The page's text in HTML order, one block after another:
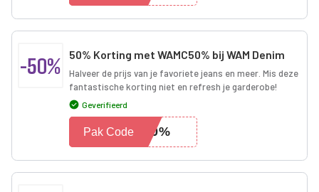
-50% 50% Korting met WAMC50% bij WAM Denim
Halveer de prijs van je favoriete jeans en meer. Mis deze
fantastische korting niet en refresh je garderobe!
Geverifieerd
C50%
Pak Code